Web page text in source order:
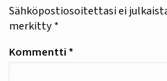
Sähköpostiosoitettasi ei
merkitty*
Kommentti *